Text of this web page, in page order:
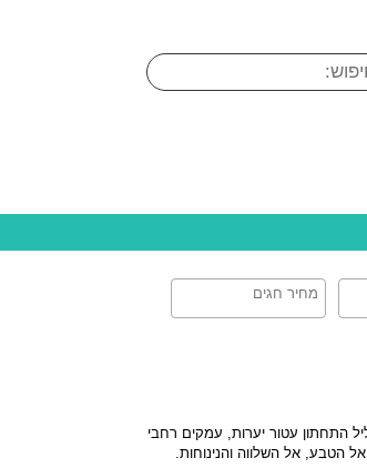
ביותר עם גובה ממוצע של 500 מ’ מעל הים. בנוסף להרים הגליל התחתון עטור יערות, עמקים רחבי
הטבע, אל השלווה והנינוחות.